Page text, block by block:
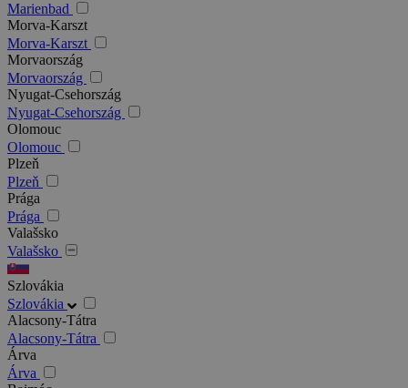
Marienbad
Morva-Karszt
Morva-Karszt
Morvaország
Morvaország
Nyugat-Csehország
Nyugat-Csehország
Olomouc
Olomouc
Plzeň
Plzeň
Prága
Prága
Valašsko
Valašsko
Szlovákia
Szlovákia
Alacsony-Tátra
Alacsony-Tátra
Árva
Árva